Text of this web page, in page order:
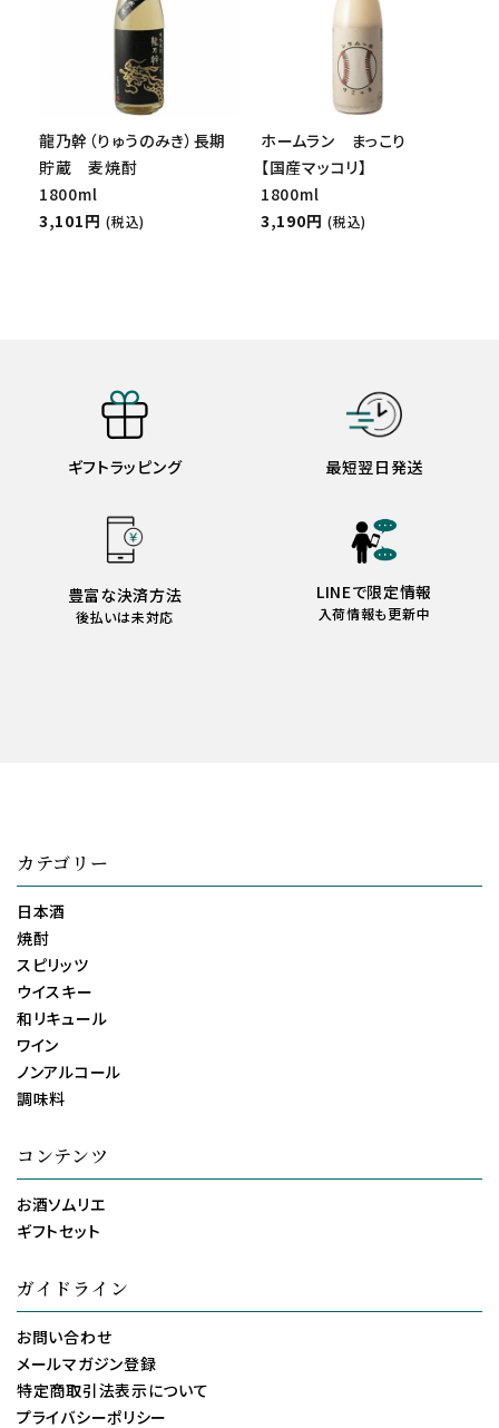
龍乃幹（りゅうのみき）長期
貯蔵 麦焼酎
1800ml
3,101円 (税込)
ホームラン まっこり
【国産マッコリ】
1800ml
3,190円 (税込)
ギフトラッピング 最短翌日発送
豊富な決済方法
後払いは未対応
LINEで限定情報
入荷情報も更新中
カテゴリー
日本酒
焼酎
スピリッツ
ウイスキー
和リキュール
ワイン
ノンアルコール
調味料
コンテンツ
お酒ソムリエ
ギフトセット
ガイドライン
お問い合わせ
メールマガジン登録
特定商取引法表示について
プライバシーポリシー